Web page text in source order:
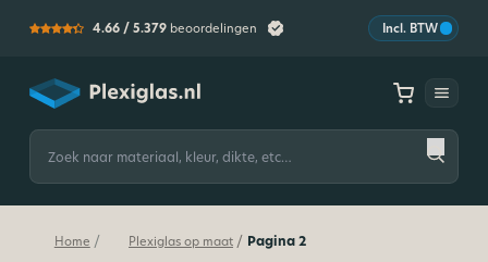
4.66 / 5.379 beoordelingen Incl. BTW
Plexiglas
Zoeken
naar:
Home / Plexiglas op maat / Pagina 2